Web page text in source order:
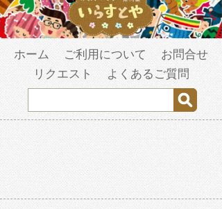
ホーム ご利用について
お問合せ
リクエスト
よくあるご質問